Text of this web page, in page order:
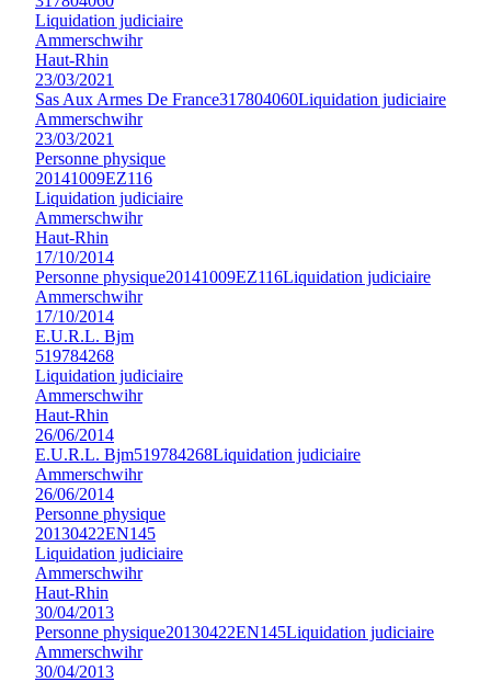
Liquidation judiciaire
Ammerschwihr
Haut-Rhin
23/03/2021
Sas Aux Armes De France317804060Liquidation judiciaire
Ammerschwihr
23/03/2021
Personne physique
20141009EZ116
Liquidation judiciaire
Ammerschwihr
Haut-Rhin
17/10/2014
Personne physique20141009EZ116Liquidation judiciaire
Ammerschwihr
17/10/2014
E.U.R.L. Bjm
519784268
Liquidation judiciaire
Ammerschwihr
Haut-Rhin
26/06/2014
E.U.R.L. Bjm519784268Liquidation judiciaire
Ammerschwihr
26/06/2014
Personne physique
20130422EN145
Liquidation judiciaire
Ammerschwihr
Haut-Rhin
30/04/2013
Personne physique20130422EN145Liquidation judiciaire
Ammerschwihr
30/04/2013